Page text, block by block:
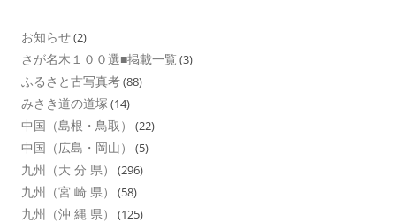
お知らせ(2)
さが名木１００選■掲載一覧 (3)
ふるさと古写真考(88)
みさき道の道塚 (14)
中国（島根・鳥取） (22)
中国（広島・岡山） (5)
九州（大 分 県） (296)
九州（宮 崎 県） (58)
九州（沖 縄 県） (125)